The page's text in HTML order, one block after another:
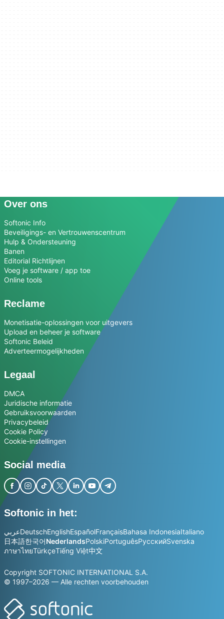
Over ons
Softonic Info
Beveiligings- en Vertrouwenscentrum
Hulp & Ondersteuning
Banen
Editorial Richtlijnen
Voeg je software / app toe
Online tools
Reclame
Monetisatie-oplossingen voor uitgevers
Upload en beheer je software
Softonic Beleid
Adverteermogelijkheden
Legaal
DMCA
Juridische informatie
Gebruiksvoorwaarden
Privacybeleid
Cookie Policy
Cookie-instellingen
Social media
Softonic in het:
عربيDeutschEnglishEspañolFrançaisBahasa IndonesiaItaliano
日本語한국어NederlandsPolskiPortuguêsРусскийSvenska
ภาษาไทยTürkçeTiếng Việt中文
Copyright SOFTONIC INTERNATIONAL S.A.
© 1997–2026 — Alle rechten voorbehouden